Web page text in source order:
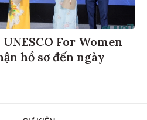
For Women
hồ sơ đến ngày